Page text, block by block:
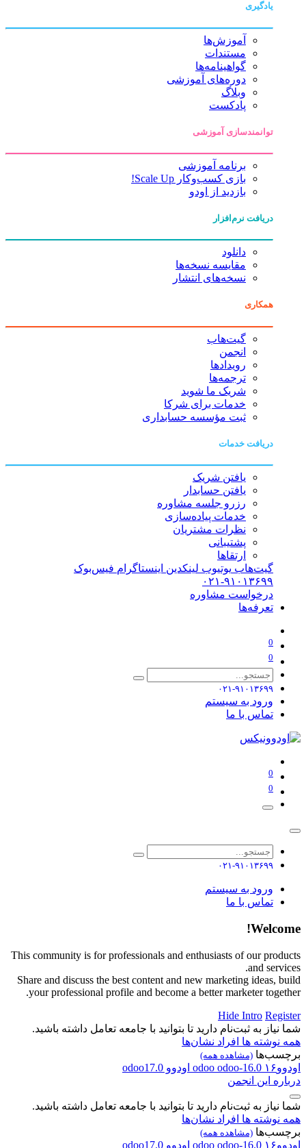
یادگیری
آموزش‌ها
مستندات
گواهینامه‌ها
دوره‌های آموزشی
وبلاگ
پادکست
توانمندسازی آموزشی
برنامه آموزشی
بازی کسب‌وکار Scale Up!
بازدید از اودو
دریافت نرم‌افزار
دانلود
مقایسه نسخه‌ها
نسخه‌های انتشار
همکاری
گیت‌هاب
انجمن
رویدادها
ترجمه‌ها
شریک ما شوید
خدمات برای شرکا
ثبت مؤسسه حسابداری
دریافت خدمات
یافتن شریک
یافتن حسابدار
رزرو جلسه مشاوره
خدمات پیاده‌سازی
نظرات مشتریان
پشتیبانی
ارتقاها
گیت‌هاب یوتیوب لینکدین اینستاگرام فیس‌بوک
۰۲۱-۹۱۰۱۳۶۹۹
درخواست مشاوره
تعرفه‌ها
0
0
۰۲۱-۹۱۰۱۳۶۹۹
ورود به سیستم
تماس با ما
0
0
۰۲۱-۹۱۰۱۳۶۹۹
ورود به سیستم
تماس با ما
Welcome!
This community is for professionals and enthusiasts of our products
and services.
Share and discuss the best content and new marketing ideas, build
your professional profile and become a better marketer together.
Hide Intro Register
شما نیاز به ثبت‌نام دارید تا بتوانید با جامعه تعامل داشته باشید.
همه نوشته ها افراد نشان‌ها
برچسب‌ها (مشاهده همه)
اودوو۱۶ odoo odoo-16.0 اودوو odoo17.0
درباره این انجمن
شما نیاز به ثبت‌نام دارید تا بتوانید با جامعه تعامل داشته باشید.
همه نوشته ها افراد نشان‌ها
برچسب‌ها (مشاهده همه)
اودوو۱۶ odoo odoo-16.0 اودوو odoo17.0